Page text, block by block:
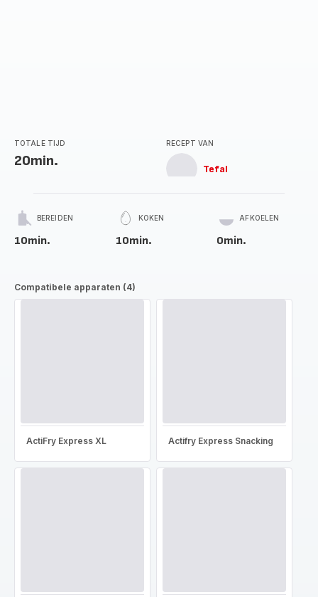
TOTALE TIJD
20min.
RECEPT VAN
Tefal
BEREIDEN
10min.
KOKEN
10min.
AFKOELEN
0min.
Compatibele apparaten (4)
ActiFry Express XL Actifry Express Snacking